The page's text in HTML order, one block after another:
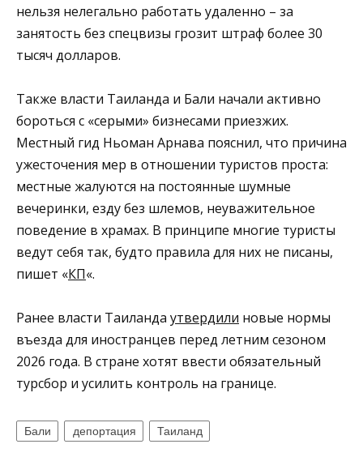
нельзя нелегально работать удаленно – за
занятость без спецвизы грозит штраф более 30
тысяч долларов.
Также власти Таиланда и Бали начали активно
бороться с «серыми» бизнесами приезжих.
Местный гид Ньоман Арнава пояснил, что причина
ужесточения мер в отношении туристов проста:
местные жалуются на постоянные шумные
вечеринки, езду без шлемов, неуважительное
поведение в храмах. В принципе многие туристы
ведут себя так, будто правила для них не писаны,
пишет «КП«.
Ранее власти Таиланда утвердили новые нормы
въезда для иностранцев перед летним сезоном
2026 года. В стране хотят ввести обязательный
турсбор и усилить контроль на границе.
Бали депортация Таиланд